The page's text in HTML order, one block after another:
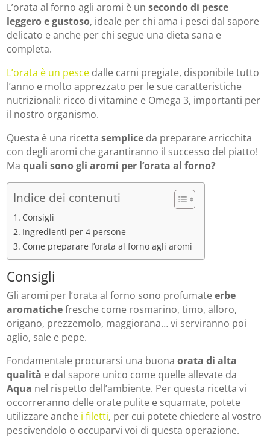
L’orata al forno agli aromi è unsecondo di pesce
leggeroe gustoso, ideale per chi ama i pesci dal sapore
delicato e anche per chi segue una dieta sana e
completa.
L’orata è un pesce dalle carni pregiate, disponibile tutto
l’anno e molto apprezzato per le sue caratteristiche
nutrizionali: ricco di vitamine e Omega 3, importanti per
il nostro organismo.
Questa è una ricettasemplice da preparare arricchita
con degli aromi che garantiranno il successo del piatto!
Maquali sono gli aromi per l’orata al forno?
Indice dei contenuti
Consigli
Ingredienti per 4 persone
Come preparare l’orata al forno agli aromi
Consigli
Gli aromi per l’orata al forno sono profumateerbe
aromatichefresche come rosmarino, timo, alloro,
origano, prezzemolo, maggiorana… vi serviranno poi
aglio, sale e pepe.
Fondamentale procurarsi una buonaorata di alta
qualità e dal sapore unico come quelle allevate da
Aqua nel rispetto dell’ambiente. Per questa ricetta vi
occorreranno delle orate pulite e squamate, potete
utilizzare anche i filetti, per cui potete chiedere al vostro
pescivendolo o occuparvi voi di questa operazione.